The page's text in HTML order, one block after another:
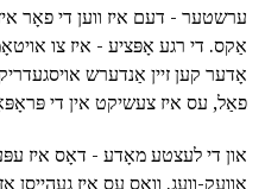
ערשטער - דעם איז ווען די פאָר
אַקס. די רגע אָפּציע - איז צו
אָדער קען זיין אַנדערש
פאַל, עס איז צעשיקט אין די פּראָפּאָרציע
און די לעצטע מאָדע - דאָס איז
אַוועק-וועג. וואָס עס איז געהייסן